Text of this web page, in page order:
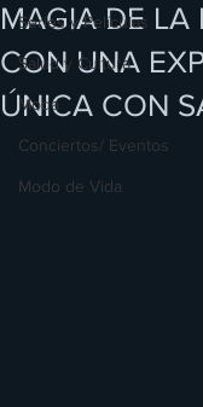
Series y Películas
Salud y Cultura
Moda
Conciertos/ Eventos
Modo de Vida
MAGIA DE LA
CON UNA
ÚNICA CON